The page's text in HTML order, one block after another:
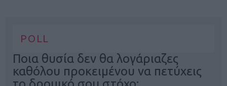
POLL
Ποια θυσία δεν θα λογάριαζες
καθόλου προκειμένου να πετύχεις